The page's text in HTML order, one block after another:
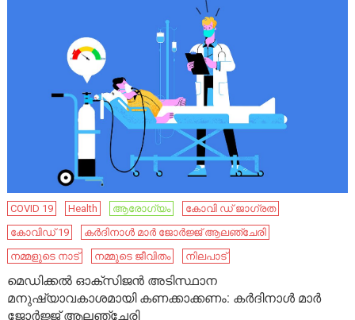
COVID 19 Health ആരോഗ്യം
കോവി ഡ് ജാഗ്രത
കോവിഡ് 19
കർദിനാൾ മാർ ജോർജ്ജ് ആലഞ്ചേരി
നമ്മളുടെ നാട്‌
നമ്മുടെ ജീവിതം നിലപാട്
മെഡിക്കൽ ഓക്സിജൻ അടിസ്ഥാന
മനുഷ്യാവകാശമായി കണക്കാക്കണം: കർദിനാൾ മാർ
ജോർജ്ജ് ആലഞ്ചേരി